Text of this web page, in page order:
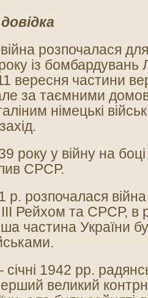
розпочалася
із
вересня частини
за таємними
німецькі
року у війну на
СРСР.
р. розпочалася
Рейхом та СРСР, в
частина України
1942 рр.
великий